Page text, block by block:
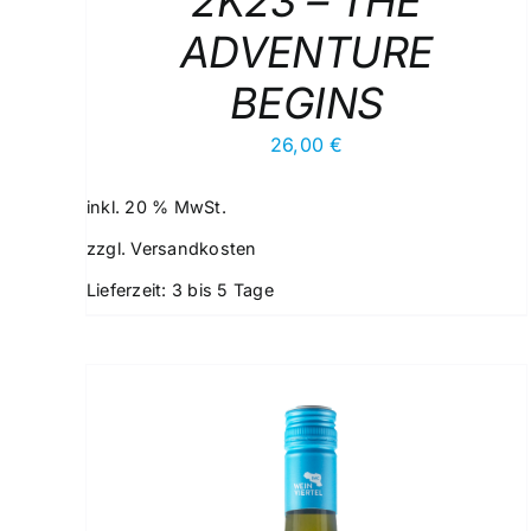
ADVENTURE
BEGINS
26,00€
inkl. 20 % MwSt.
zzgl.Versandkosten
Lieferzeit: 3 bis 5 Tage